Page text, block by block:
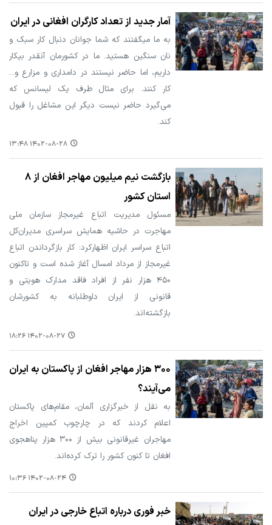
آمار جدید از تعداد کارگران افغانی در ایران
به ما میگفتند که شما جوانان دنبال کار سبک و
نان سنگین هستید. ما در کشورمان آنقدر بیکار
داریم، اما حاضر نیستند در دامداری و مزارع و...
کار کنند. برای مثال طرف یک لیسانس که
می‌گیرد حاضر نیست دیگر این مشاغل را قبول
کند.
۱۴۰۲-۰۸-۲۸ ۱۳:۴۸
بازگشت نیم میلیون مهاجر افغان از ۸
استان کشور
مسئول مدیریت اتباع غیرمجاز سازمان ملی
مهاجرت در حاشیه همایش سراسری مدیران‌کل
اتباع سراسر ایران اظهارکرد: کار بازگرداندن اتباع
غیرمجاز از مرداد امسال آغاز شده است و تاکنون
۴۵۰ هزار نفر از افراد فاقد مدارک هویتی و
قانونی از ایران داوطلبانه به کشورشان
بازگشته‌اند.
۱۴۰۲-۰۸-۲۷ ۱۸:۲۶
۳۰۰ هزار مهاجر افغان از پاکستان به ایران
می‌آیند؟
به نقل از خبرگزاری آلمان، مقام‌های پاکستان
اعلام کردند که در چارچوب کمپین اخراج
مهاجران غیرقانونی بیش از ۳۰۰ هزار پناهجوی
افغان تا کنون کشور را ترک کرده‌اند.
۱۴۰۲-۰۸-۲۴ ۱۰:۳۶
خبر فوری درباره اتباع خارجی در ایران